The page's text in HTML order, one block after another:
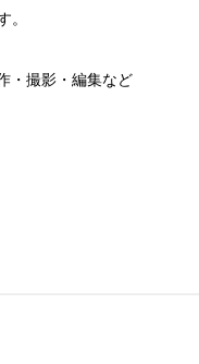
。
・撮影・編集など